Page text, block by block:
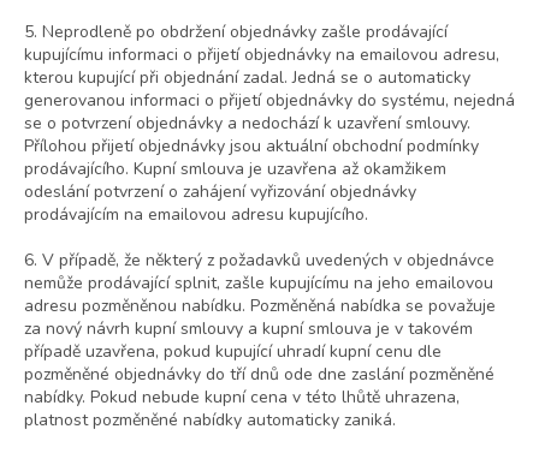
5. Neprodleně po obdržení objednávky zašle prodávající
kupujícímu informaci o přijetí objednávky na emailovou adresu,
kterou kupující při objednání zadal. Jedná se o automaticky
generovanou informaci o přijetí objednávky do systému, nejedná
se o potvrzení objednávky a nedochází k uzavření smlouvy.
Přílohou přijetí objednávky jsou aktuální obchodní podmínky
prodávajícího. Kupní smlouva je uzavřena až okamžikem
odeslání potvrzení o zahájení vyřizování objednávky
prodávajícím na emailovou adresu kupujícího.
6. V případě, že některý z požadavků uvedených v objednávce
nemůže prodávající splnit, zašle kupujícímu na jeho emailovou
adresu pozměněnou nabídku. Pozměněná nabídka se považuje
za nový návrh kupní smlouvy a kupní smlouva je v takovém
případě uzavřena, pokud kupující uhradí kupní cenu dle
pozměněné objednávky do tří dnů ode dne zaslání pozměněné
nabídky. Pokud nebude kupní cena v této lhůtě uhrazena,
platnost pozměněné nabídky automaticky zaniká.